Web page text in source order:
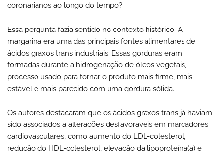
coronarianos ao longo do tempo?
Essa pergunta fazia sentido no contexto histórico. A
margarina era uma das principais fontes alimentares de
ácidos graxos trans industriais. Essas gorduras eram
formadas durante a hidrogenação de óleos vegetais,
processo usado para tornar o produto mais firme, mais
estável e mais parecido com uma gordura sólida.
Os autores destacaram que os ácidos graxos trans já haviam
sido associados a alterações desfavoráveis em marcadores
cardiovasculares, como aumento do LDL-colesterol,
redução do HDL-colesterol, elevação da lipoproteína(a) e